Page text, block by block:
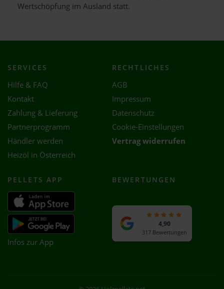
Wertschöpfung im Ausland statt.
SERVICES
Hilfe & FAQ
Kontakt
Zahlung & Lieferung
Partnerprogramm
Händler werden
Heizöl in Österreich
RECHTLICHES
AGB
Impressum
Datenschutz
Cookie-Einstellungen
Vertrag widerrufen
PELLETS APP
Infos zur App
BEWERTUNGEN
4,90
317 Bewertungen